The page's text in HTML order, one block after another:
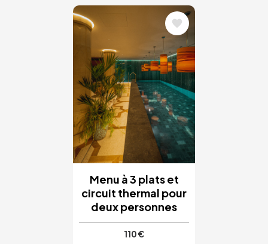
Image
Menu à 3 plats et
circuit thermal pour
deux personnes
110 €